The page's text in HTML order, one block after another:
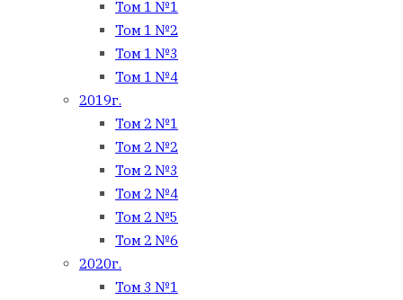
Том 1 №1
Том 1 №2
Том 1 №3
Том 1 №4
2019г.
Том 2 №1
Том 2 №2
Том 2 №3
Том 2 №4
Том 2 №5
Том 2 №6
2020г.
Том 3 №1